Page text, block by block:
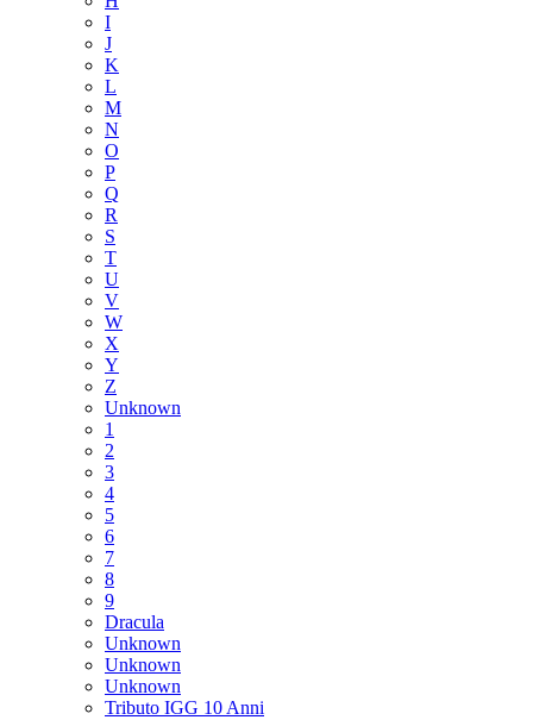
I
J
K
L
M
N
O
P
Q
R
S
T
U
V
W
X
Y
Z
Unknown
1
2
3
4
5
6
7
8
9
Dracula
Unknown
Unknown
Unknown
Tributo IGG 10 Anni